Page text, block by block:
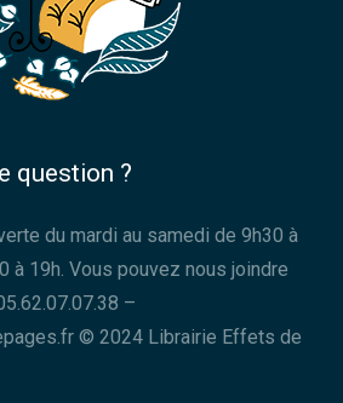
question ?
du mardi au samedi de 9h30 à
à 19h. Vous pouvez nous joindre
–
© 2024 Librairie Effets de